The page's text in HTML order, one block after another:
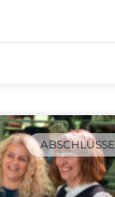
ABSCHLÜSSE